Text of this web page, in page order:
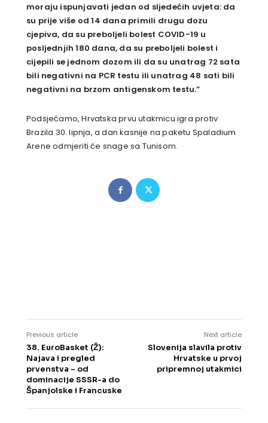
moraju ispunjavati jedan od sljedećih uvjeta: da
su prije više od 14 dana primili drugu dozu
cjepiva, da su preboljeli bolest COVID-19 u
posljednjih 180 dana, da su preboljeli bolest i
cijepili se jednom dozom ili da su unatrag 72 sata
bili negativni na PCR testu ili unatrag 48 sati bili
negativni na brzom antigenskom testu.”
Podsjećamo, Hrvatska prvu utakmicu igra protiv
Brazila 30. lipnja, a dan kasnije na paketu Spaladium
Arene odmjeriti će snage sa Tunisom.
Previous article
38. EuroBasket (Ž):
Najava i pregled
prvenstva – od
dominacije SSSR-a do
Španjolske i Francuske
Next article
Slovenija slavila protiv
Hrvatske u prvoj
pripremnoj utakmici